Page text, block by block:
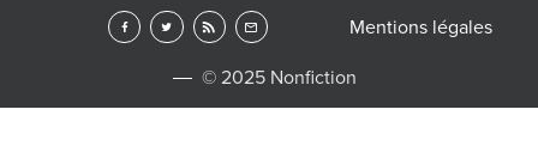
© 2025 Nonfiction
Mentions légales